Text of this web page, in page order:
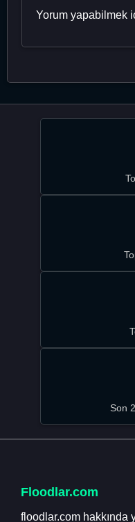
Yorum yapabilmek
Son
Floodlar.com
floodlar.com hakkında